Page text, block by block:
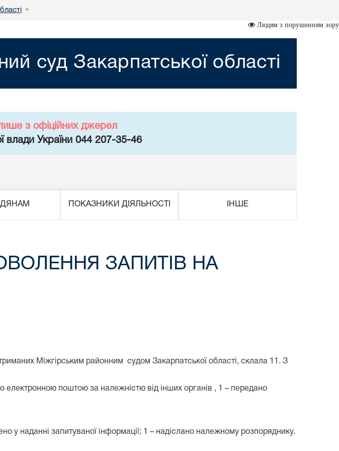
•
Людям з порушенням зору
суд Закарпатської області
з офіційних джерел
влади України 044 207-35-46
ПОКАЗНИКИ ДІЯЛЬНОСТІ ІНШЕ
ЗАПИТІВ НА
Міжгірським районним судом Закарпатської області, склала 11. З
електронною поштою за належністю від інших органів , 1 – передано
у наданні запитуваної інформації; 1 – надіслано належному розпоряднику.